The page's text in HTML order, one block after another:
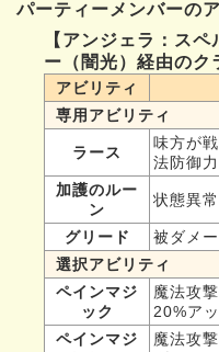
パーティーメンバーの
【アンジェラ：ス
ー（闇光）経由のク
アビリティ
専用アビリティ
ラース
味方が
法防御
加護のルー
ン
状態異
グリード
被ダメ
選択アビリティ
ペインマジ
ック
魔法攻
20%ア
ペインマジ
魔法攻